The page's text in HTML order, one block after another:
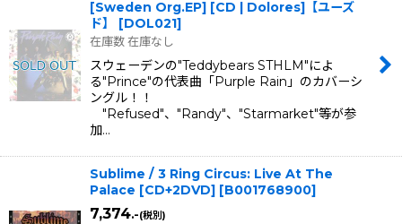
[Sweden Org.EP] [CD | Dolores]【ユーズ
ド】
[DOL021]
在庫数 在庫なし
スウェーデンの"Teddybears STHLM"によ
る"Prince"の代表曲「Purple Rain」のカバーシ
ングル！！
"Refused"、"Randy"、"Starmarket"等が参
加…
Sublime / 3 Ring Circus: Live At The
Palace [CD+2DVD] [B001768900]
7,374.-(税別)